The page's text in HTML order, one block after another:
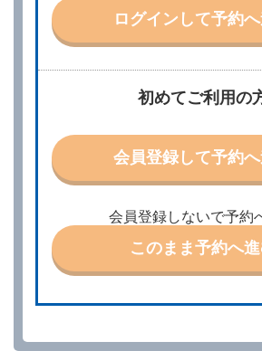
他の借受条件（以下「借受条件」
示して予約の申込みを行うことがで
社は、電話連絡並びに電子メールに
責任を負わないものとします。
当社は、借受人から予約の申込みが
則として、当社の保有するレンタカ
特に認める場合を除き、別に定め
うものとします。
第３条（予約の変更）
借受人は、前条第１項の借受条件を
ときは、あらかじめ当社の承諾を受
いものとします。
第４条（予約の取消し等）
ができます。
を１時間以上経過してもレンタカー
初めてご利用の
会員登録して予約
会員登録しないで予約
このまま予約へ
ログインして予約